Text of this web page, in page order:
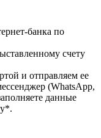
банка по
счету
и отправляем ее
(WhatsApp,
данные